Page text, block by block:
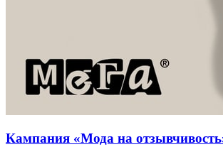
Кампания «Мода на